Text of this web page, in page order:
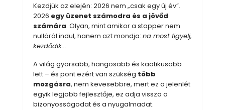
Kezdjük az elején: 2026 nem „csak egy új év”.
2026 egy üzenet számodra és a jövőd
számára. Olyan, mint amikor a stopper nem
nulláról indul, hanem azt mondja: na most figyelj,
kezdődik...
A világ gyorsabb, hangosabb és kaotikusabb
lett – és pont ezért van szükség több
mozgásra, nem kevesebbre, mert ez a jelenlét
egyik legjobb fejlesztője, ez adja vissza a
bizonyosságodat és a nyugalmadat.